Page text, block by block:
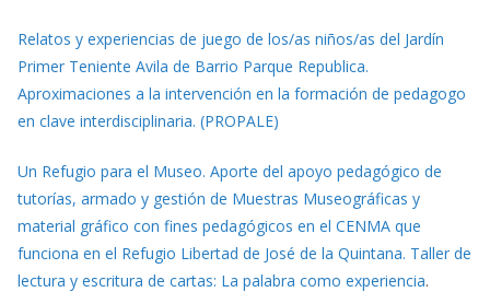
Relatos y experiencias de juego de los/as niños/as del Jardín
Primer Teniente Avila de Barrio Parque Republica.
Aproximaciones a la intervención en la formación de pedagogo
en clave interdisciplinaria. (PROPALE)
Un Refugio para el Museo. Aporte del apoyo pedagógico de
tutorías, armado y gestión de Muestras Museográficas y
material gráfico con fines pedagógicos en el CENMA que
funciona en el Refugio Libertad de José de la Quintana. Taller de
lectura y escritura de cartas: La palabra como experiencia.